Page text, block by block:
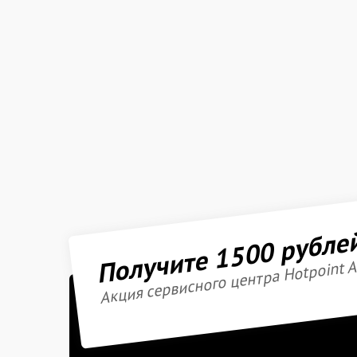
Получите 1500
Акция сервисного центра Hotpoint